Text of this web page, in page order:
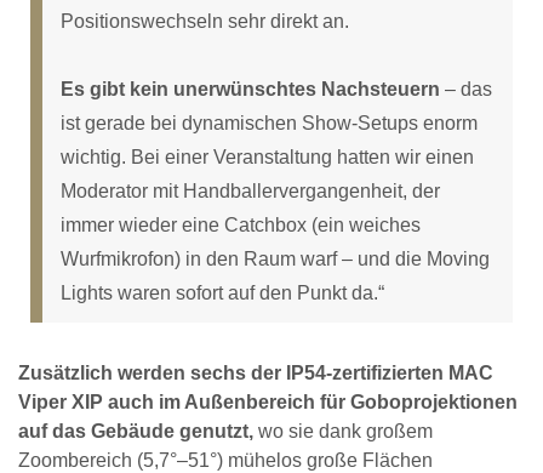
Positionswechseln sehr direkt an.
Es gibt kein unerwünschtes Nachsteuern – das
ist gerade bei dynamischen Show-Setups enorm
wichtig. Bei einer Veranstaltung hatten wir einen
Moderator mit Handballervergangenheit, der
immer wieder eine Catchbox (ein weiches
Wurfmikrofon) in den Raum warf – und die Moving
Lights waren sofort auf den Punkt da.“
Zusätzlich werden sechs der IP54-zertifizierten MAC
Viper XIP auch im Außenbereich für Goboprojektionen
auf das Gebäude genutzt, wo sie dank großem
Zoombereich (5,7°–51°) mühelos große Flächen